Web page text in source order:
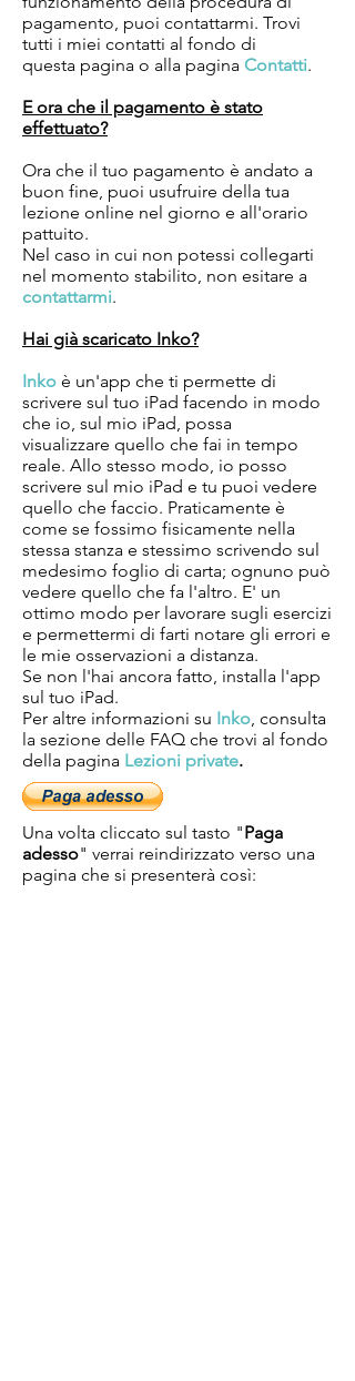
pagamento, puoi contattarmi. Trovi
tutti i miei contatti al fondo di
questa pagina o alla pagina Contatti.
E ora che il pagamento è stato
effettuato?
Ora che il tuo pagamento è andato a
buon fine, puoi usufruire della tua
lezione online nel giorno e all'orario
pattuito.
Nel caso in cui non potessi collegarti
nel momento stabilito, non esitare a
contattarmi.
Hai già scaricato Inko?
Inko è un'app che ti permette di
scrivere sul tuo iPad facendo in modo
che io, sul mio iPad, possa
visualizzare quello che fai in tempo
reale. Allo stesso modo, io posso
scrivere sul mio iPad e tu puoi vedere
quello che faccio. Praticamente è
come se fossimo fisicamente nella
stessa stanza e stessimo scrivendo sul
medesimo foglio di carta; ognuno può
vedere quello che fa l'altro. E' un
ottimo modo per lavorare sugli esercizi
e permettermi di farti notare gli errori e
le mie osservazioni a distanza.
Se non l'hai ancora fatto, installa l'app
sul tuo iPad.
Per altre informazioni su Inko, consulta
la sezione delle FAQ che trovi al fondo
della pagina Lezioni private.
Una volta cliccato sul tasto "Paga
adesso" verrai reindirizzato verso una
pagina che si presenterà così: